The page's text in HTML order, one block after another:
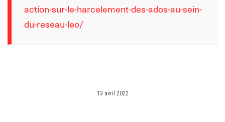
action-sur-le-harcelement-des-ados-au-sein-
du-reseau-leo/
13 avril 2022